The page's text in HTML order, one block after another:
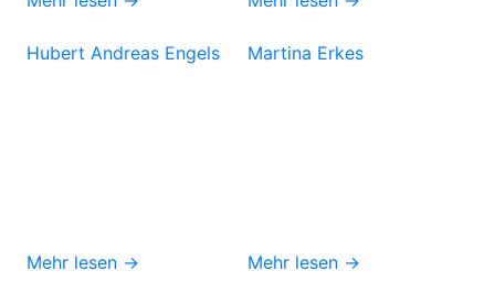
Hubert Andreas Engels
Mehr lesen →
Martina Erkes
Mehr lesen →